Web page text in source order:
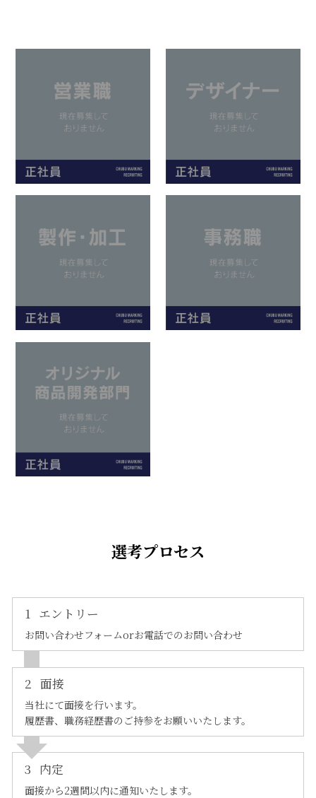
選考プロセス
1 エントリー
お問い合わせフォームorお電話でのお問い合わせ
2 面接
当社にて面接を行います。
履歴書、職務経歴書のご持参をお願いいたします。
3 内定
面接から2週間以内に通知いたします。